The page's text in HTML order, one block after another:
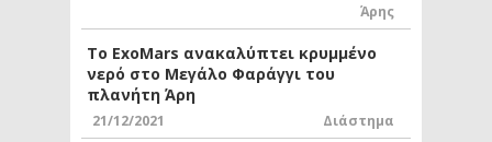
Άρης
Το ExoMars ανακαλύπτει κρυμμένο
νερό στο Μεγάλο Φαράγγι του
πλανήτη Άρη
21/12/2021 Διάστημα